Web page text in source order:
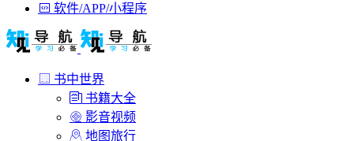
软件/APP/小程序
书中世界
书籍大全
影音视频
地图旅行